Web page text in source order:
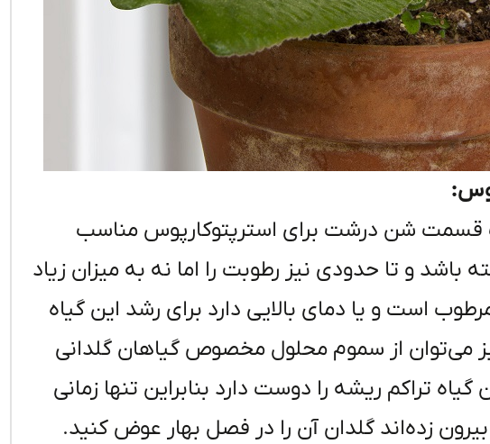
شن درشت برای استرپتوکارپوس مناسب
و تا حدودی نیز رطوبت را اما نه به میزان زیاد
است و یا دمای بالایی دارد برای رشد این گیاه
می‌توان از سموم محلول مخصوص گیاهان گلدانی
گیاه تراکم ریشه را دوست دارد بنابراین تنها زمانی
زده‌اند گلدان آن را در فصل بهار عوض کنید.